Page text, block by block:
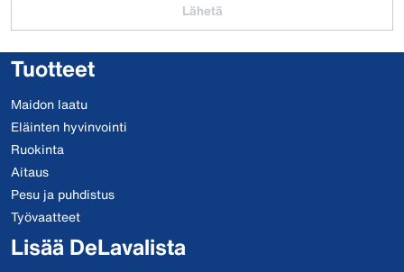
Lähetä
Tuotteet
Maidon laatu
Eläinten hyvinvointi
Ruokinta
Aitaus
Pesu ja puhdistus
Työvaatteet
Lisää DeLavalista